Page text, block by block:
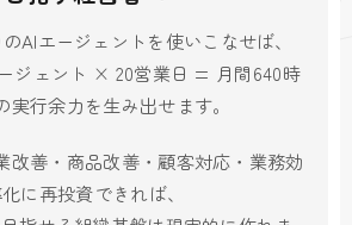
AIエージェントを使いこなせば、
ジェント × 20営業日 = 月間640時
実行余力を生み出せます。
改善・商品改善・顧客対応・業務効
に再投資できれば、